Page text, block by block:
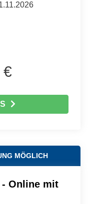
€
MÖGLICH
- Online mit